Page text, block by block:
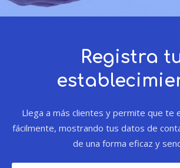
Registra
Llega a más clientes y permite que te
fácilmente, mostrando tus datos de
de una forma eficaz y